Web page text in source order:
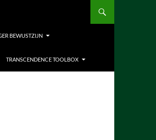
BEWUSTZIJN
TRANSCENDENCE TOOLBOX